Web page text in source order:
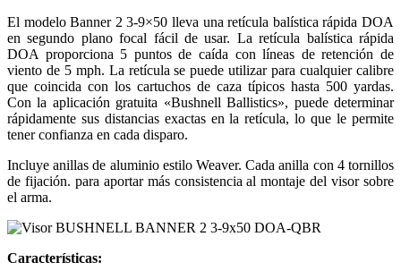
El modelo Banner 2 3-9×50 lleva una retícula balística rápida DOA
en segundo plano focal fácil de usar. La retícula balística rápida
DOA proporciona 5 puntos de caída con líneas de retención de
viento de 5 mph. La retícula se puede utilizar para cualquier calibre
que coincida con los cartuchos de caza típicos hasta 500 yardas.
Con la aplicación gratuita «Bushnell Ballistics», puede determinar
rápidamente sus distancias exactas en la retícula, lo que le permite
tener confianza en cada disparo.
Incluye anillas de aluminio estiloWeaver. Cada anilla con 4 tornillos
de fijación. para aportar más consistencia al montaje del visor sobre
el arma.
Características: